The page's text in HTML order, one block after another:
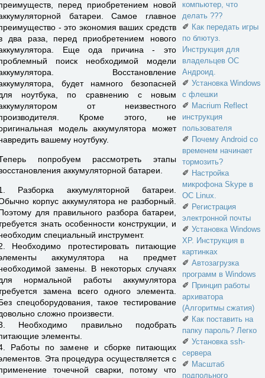
перед приобретением новой
батареи. Самое главное
- это экономия ваших средств
два раза, перед приобретением нового
Еще ода причина - это
поиск необходимой модели
Восстановление
будет намного безопасней
ноутбука, по сравнению с новым
от неизвестного
Кроме этого, не
модель аккумулятора может
вашему ноутбуку.
попробуем рассмотреть этапы
аккумуляторной батареи.
Разборка аккумуляторной батареи.
корпус аккумулятора не разборный.
для правильного разбора батареи,
знать особенности конструкции, и
специальный инструмент.
Необходимо протестировать питающие
аккумулятора на предмет
замены. В некоторых случаях
нормальной работы аккумулятора
замена всего одного элемента.
спецоборудования, такое тестирование
сложно произвести.
Необходимо правильно подобрать
элементы.
Работы по замене и сборке питающих
Эта процедура осуществляется с
точечной сварки, потому что
компьютер, что
делать ???
✐ Как передать игры
по блютуз.
Инструкция для
владельцев ОС
Андроид.
✐ Установка Windows
с флешки
✐ Macrium Reflect
инструкция
пользователя
✐ Почему Android со
временем начинает
тормозить?
✐ Настройка
микрофона Skype в
ОС Linux.
✐ Регистрация
электронной почты
✐ Установка Windows
XP. Инструкция в
картинках
✐ Автозагрузка
программ в Windows
✐ Принцип работы
архиватора
(Алгоритмы сжатия)
✐ Как поставить на
папку пароль? Легко
✐ Установка ssh-
сервера
✐ Масштаб
подпольного